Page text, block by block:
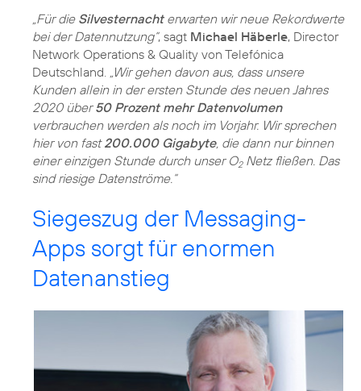
„Für die Silvesternachterwarten wir neue Rekordwerte
bei der Datennutzung“, sagt Michael Häberle, Director
Network Operations & Quality von Telefónica
Deutschland.
„Wir gehen davon aus, dass unsere
Kunden allein in der ersten Stunde des neuen Jahres
2020 über50 Prozent mehr Datenvolumen
verbrauchen werden als noch im Vorjahr. Wir sprechen
hier von fast200.000 Gigabyte, die dann nur binnen
einer einzigen Stunde durch unser O2Netz fließen. Das
sind riesige Datenströme.“
Siegeszug der Messaging-
Apps sorgt für enormen
Datenanstieg